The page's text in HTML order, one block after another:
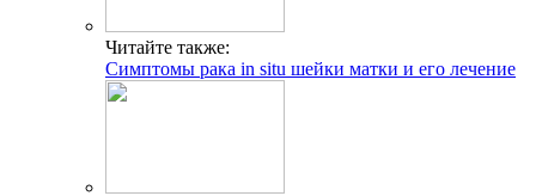
Читайте также:
Симптомы рака in situ шейки матки и его лечение